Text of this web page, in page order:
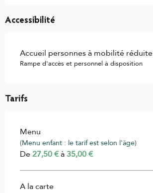
Accessibilité
Accueil personnes à mobilité réduite
Rampe d'accès et personnel à disposition
Tarifs
Menu
(Menu enfant : le tarif est selon l'âge)
De27,50 €à35,00 €
A la carte